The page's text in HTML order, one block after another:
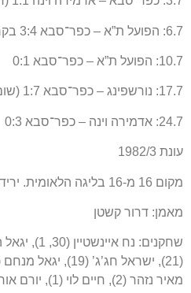
6.7: הפועל ת”א – כפר־סבא 3:4 בקריית־שמונה (ויצמן 2, פוגל)
10.7: הפועל ת”א – כפר־סבא 0:1
17.7: נורשפינג – כפר־סבא 1:7 (שום)
24.7: אדמירה וינה – כפר־סבא 0:3
עונת 1982/3
מקום 16 מ-16 בליגה הלאומית. ירידה לארצית
מאמן: דרור קשטן
מאיר נזהר (2), חיים לוי (1), יורם אורן (1)